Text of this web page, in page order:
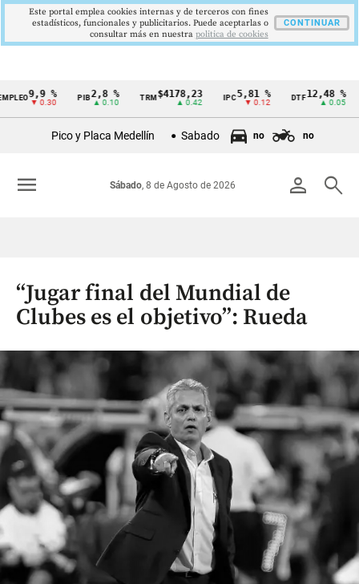
Cintillo
Colombia
9,9 %
▼ 0.30
PIB 2,8 %
▲ 0.10
TRM $4178,23
▲ 0.42
IPC 5,81 %
▼ 0.12
DTF 12,48 %
▲ 0.05
UVR
Pico y Placa Medellín Sabado no no
person search
Sábado, 8 de Agosto de 2026
menu
“Jugar final del Mundial de
Clubes es el objetivo”: Rueda
Este portal emplea cookies internas y de terceros con fines
estadísticos, funcionales y publicitarios. Puede aceptarlas o
consultar más en nuestra politica de cookies
CONTINUAR